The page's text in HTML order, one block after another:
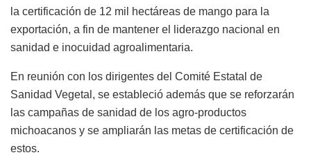
la certificación de 12 mil hectáreas de mango para la
exportación, a fin de mantener el liderazgo nacional en
sanidad e inocuidad agroalimentaria.
En reunión con los dirigentes del Comité Estatal de
Sanidad Vegetal, se estableció además que se reforzarán
las campañas de sanidad de los agro-productos
michoacanos y se ampliarán las metas de certificación de
estos.